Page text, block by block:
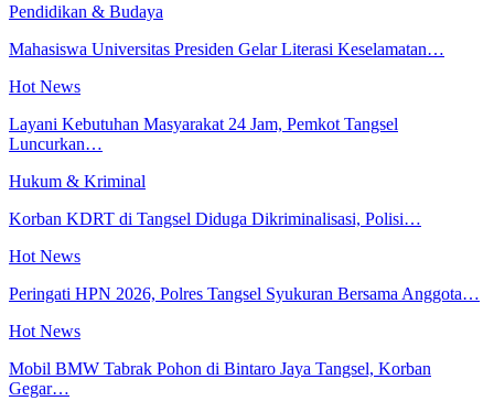
Pendidikan & Budaya
Mahasiswa Universitas Presiden Gelar Literasi Keselamatan…
Hot News
Layani Kebutuhan Masyarakat 24 Jam, Pemkot Tangsel
Luncurkan…
Hukum & Kriminal
Korban KDRT di Tangsel Diduga Dikriminalisasi, Polisi…
Hot News
Peringati HPN 2026, Polres Tangsel Syukuran Bersama Anggota…
Hot News
Mobil BMW Tabrak Pohon di Bintaro Jaya Tangsel, Korban
Gegar…